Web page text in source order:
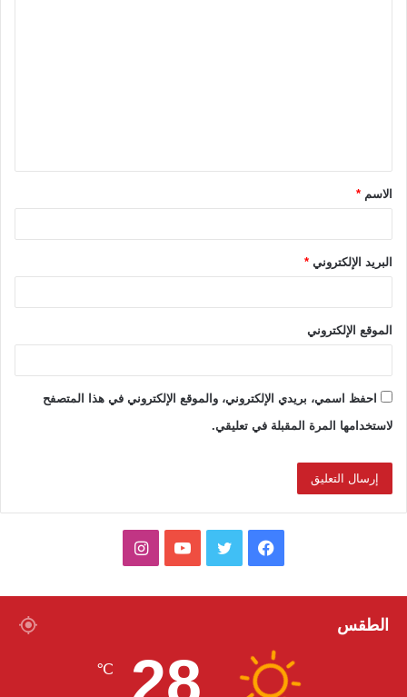
ق
*الاسم *
البريد الإلكتروني *
الموقع الإلكتروني
احفظ اسمي، بريدي الإلكتروني، والموقع الإلكتروني في هذا المتصفح
لاستخدامها المرة المقبلة في تعليقي.
ب
ي
الطقس
28
℃